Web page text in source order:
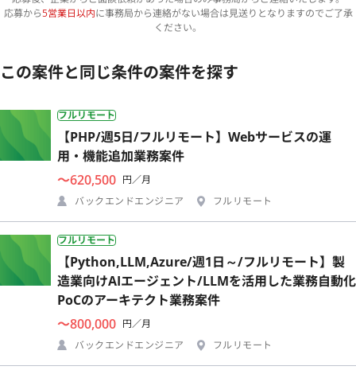
応募から5営業日以内に事務局から連絡がない場合は見送りとなりますのでご了承
ください。
この案件と同じ条件の案件を探す
フルリモート
【PHP/週5日/フルリモート】Webサービスの運
用・機能追加業務案件
〜620,500 円／月
バックエンドエンジニア
フルリモート
フルリモート
【Python,LLM,Azure/週1日～/フルリモート】製
造業向けAIエージェント/LLMを活用した業務自動化
PoCのアーキテクト業務案件
〜800,000 円／月
バックエンドエンジニア
フルリモート